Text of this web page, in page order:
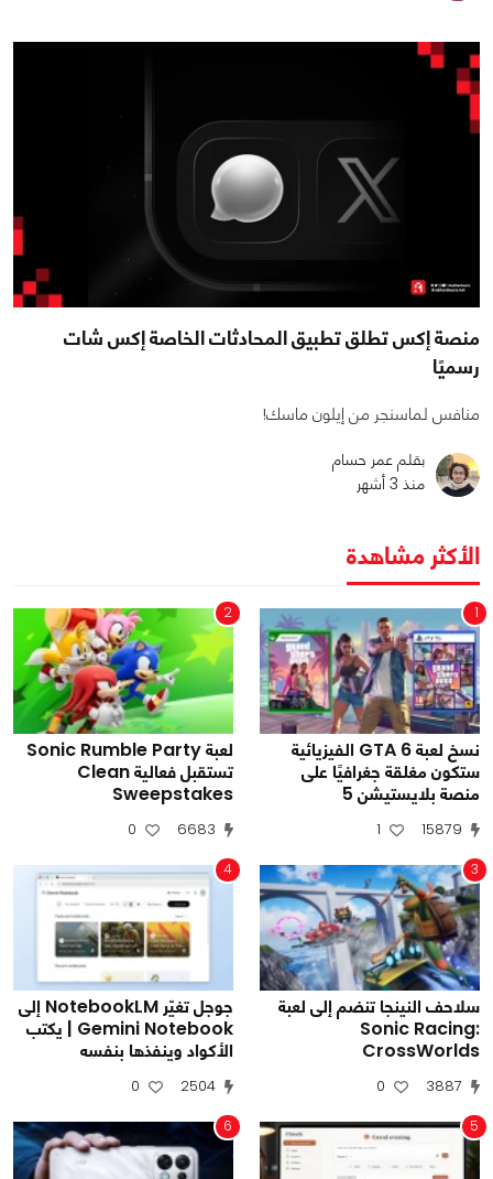
منصة إكس تطلق تطبيق المحادثات الخاصة إكس شات
رسميًا
منافس لماسنجر من إيلون ماسك!
بقلم عمر حسام
منذ 3 أشهر
الأكثر مشاهدة
1
نسخ لعبة GTA 6 الفيزيائية
ستكون مغلقة جغرافيًا على
منصة بلايستيشن 5
15879
1
2
لعبة Sonic Rumble Party
تستقبل فعالية Clean
Sweepstakes
6683
0
3
سلاحف النينجا تنضم إلى لعبة
Sonic Racing:
CrossWorlds
3887
0
4
جوجل تغيّر NotebookLM إلى
Gemini Notebook | يكتب
الأكواد وينفذها بنفسه
2504
0
5
6